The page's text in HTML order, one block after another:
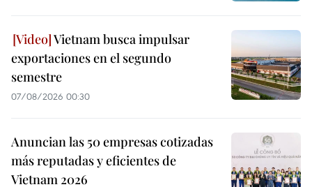
Vietnam busca impulsar
exportaciones en el segundo
semestre
07/08/2026 00:30
Anuncian las 50 empresas cotizadas
más reputadas y eficientes de
Vietnam 2026